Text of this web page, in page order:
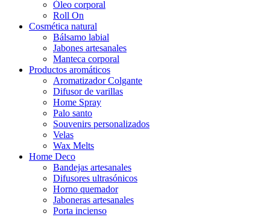
Óleo corporal
Roll On
Cosmética natural
Bálsamo labial
Jabones artesanales
Manteca corporal
Productos aromáticos
Aromatizador Colgante
Difusor de varillas
Home Spray
Palo santo
Souvenirs personalizados
Velas
Wax Melts
Home Deco
Bandejas artesanales
Difusores ultrasónicos
Horno quemador
Jaboneras artesanales
Porta incienso